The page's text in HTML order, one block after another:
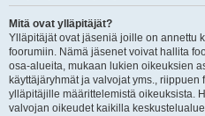
Mitä ovat ylläpitäjät?
Ylläpitäjät ovat jäseniä joille on annettu
foorumiin. Nämä jäsenet voivat hallita
osa-alueita, mukaan lukien oikeuksien
käyttäjäryhmät ja valvojat yms.,
ylläpitäjille määrittelemistä oikeuksista.
valvojan oikeudet kaikilla